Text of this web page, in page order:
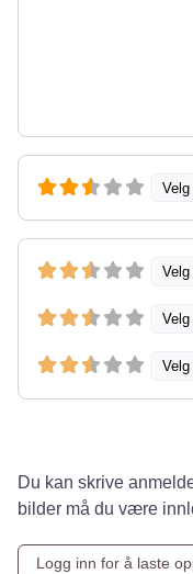
Du kan skrive
bilder må du være
Logg inn for å laste